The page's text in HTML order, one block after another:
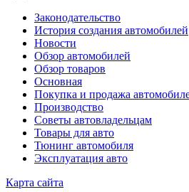
Законодательство
История создания автомобилей
Новости
Обзор автомобилей
Обзор товаров
Основная
Покупка и продажа
Производство
Советы автовладельцам
Товары для авто
Тюнинг автомобиля
Эксплуатация авто
Карта сайта